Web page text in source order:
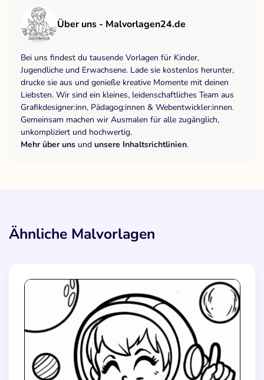
Über uns - Malvorlagen24.de
Bei uns findest du tausende Vorlagen für Kinder,
Jugendliche und Erwachsene. Lade sie kostenlos herunter,
drucke sie aus und genieße kreative Momente mit deinen
Liebsten. Wir sind ein kleines, leidenschaftliches Team aus
Grafikdesigner:inn, Pädagog:innen & Webentwickler:innen.
Gemeinsam machen wir Ausmalen für alle zugänglich,
unkompliziert und hochwertig.
Mehr über uns und unsere Inhaltsrichtlinien.
Ähnliche Malvorlagen